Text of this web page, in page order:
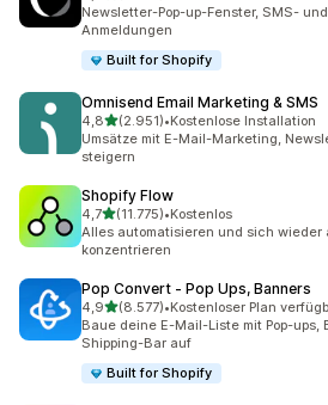
Newsletter-Pop-up-Fenster, SMS-
Anmeldungen
Built for Shopify
Omnisend Email Marketing & SMS
4,8von 5 Sternen
(2.951)
2951 Rezensionen insgesamt
•Kostenlose Installation
Umsätze mit E-Mail-Marketing,
steigern
Shopify Flow
4,7von 5 Sternen
(11.775)
11775 Rezensionen insgesamt
•Kostenlos
Alles automatisieren und sich wieder
konzentrieren
Pop Convert ‑ Pop Ups, Banners
4,9von 5 Sternen
(8.577)
8577 Rezensionen insgesamt
•Kostenloser Plan
Baue deine E-Mail-Liste mit Pop-ups,
Shipping-Bar auf
Built for Shopify